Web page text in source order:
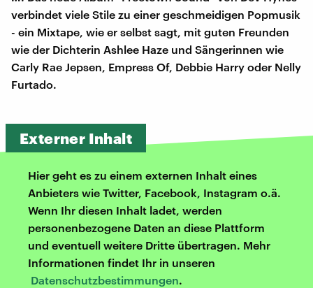
verbindet viele Stile zu einer geschmeidigen Popmusik
- ein Mixtape, wie er selbst sagt, mit guten Freunden
wie der Dichterin Ashlee Haze und Sängerinnen wie
Carly Rae Jepsen, Empress Of, Debbie Harry oder Nelly
Furtado.
Externer Inhalt
Hier geht es zu einem externen Inhalt eines
Anbieters wie Twitter, Facebook, Instagram o.ä.
Wenn Ihr diesen Inhalt ladet, werden
personenbezogene Daten an diese Plattform
und eventuell weitere Dritte übertragen. Mehr
Informationen findet Ihr in unseren
Datenschutzbestimmungen.